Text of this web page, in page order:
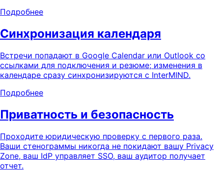
Подробнее
Синхронизация календаря
Встречи попадают в Google Calendar или Outlook со
ссылками для подключения и резюме; изменения в
календаре сразу синхронизируются с InterMIND.
Подробнее
Приватность и безопасность
Проходите юридическую проверку с первого раза.
Ваши стенограммы никогда не покидают вашу Privacy
Zone, ваш IdP управляет SSO, ваш аудитор получает
отчет.